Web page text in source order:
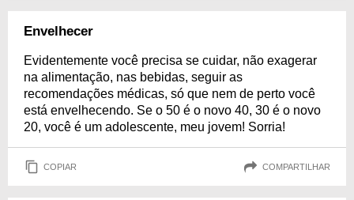
Envelhecer
Evidentemente você precisa se cuidar, não exagerar
na alimentação, nas bebidas, seguir as
recomendações médicas, só que nem de perto você
está envelhecendo. Se o 50 é o novo 40, 30 é o novo
20, você é um adolescente, meu jovem! Sorria!
COPIAR COMPARTILHAR